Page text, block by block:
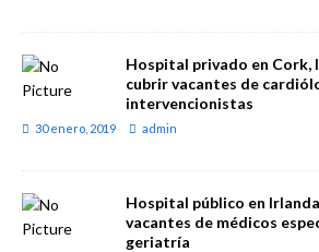
Hospital privado en Cork,
cubrir vacantes de
intervencionistas
30 enero, 2019 admin
Hospital público en
vacantes de médicos
geriatría